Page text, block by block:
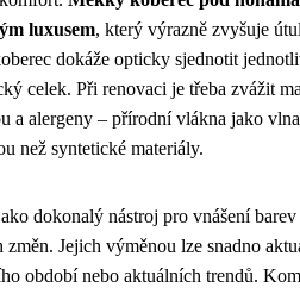
luxusem, který výrazně zvyšuje
dokáže opticky sjednotit
celek. Při renovaci je třeba zvážit
a alergeny – přírodní vlákna jako
než syntetické materiály.
dokonalý nástroj pro vnášení
Jejich výměnou lze snadno
období nebo aktuálních trendů.